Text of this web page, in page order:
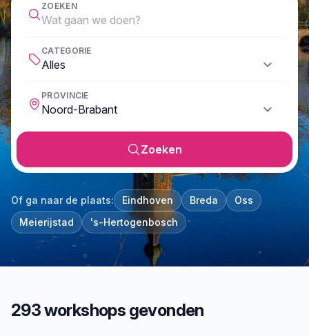
ZOEKEN
CATEGORIE
PROVINCIE
Zoeken
Of ga naar de plaats: Eindhoven Breda
Oss
Meierijstad
's-Hertogenbosch
293 workshops gevonden